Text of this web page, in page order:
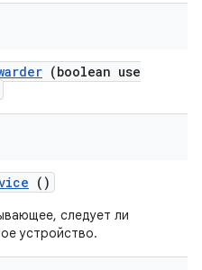
(boolean use
()
следует ли
устройство.